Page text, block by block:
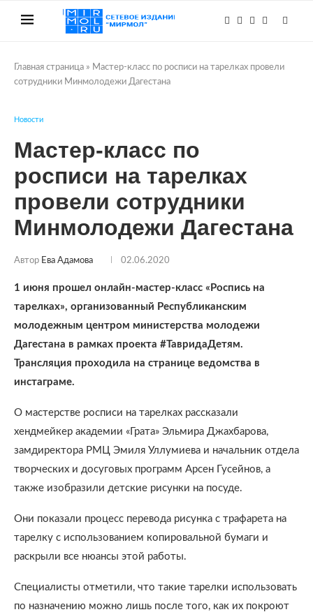
Главная страница » Мастер-класс по росписи на тарелках провели
сотрудники Минмолодежи Дагестана
Новости
Мастер-класс по
росписи на тарелках
провели сотрудники
Минмолодежи Дагестана
Автор Ева Адамова 02.06.2020
1 июня прошел онлайн-мастер-класс «Роспись на
тарелках», организованный Республиканским
молодежным центром министерства молодежи
Дагестана в рамках проекта #ТавридаДетям.
Трансляция проходила на странице ведомства в
инстаграме.
О мастерстве росписи на тарелках рассказали
хендмейкер академии «Грата» Эльмира Джахбарова,
замдиректора РМЦ Эмиля Уллумиева и начальник отдела
творческих и досуговых программ Арсен Гусейнов, а
также изобразили детские рисунки на посуде.
Они показали процесс перевода рисунка с трафарета на
тарелку с использованием копировальной бумаги и
раскрыли все нюансы этой работы.
Специалисты отметили, что такие тарелки использовать
по назначению можно лишь после того, как их покроют